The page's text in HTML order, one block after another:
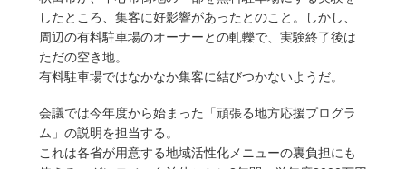
したところ、集客に好影響があったとのこと。しかし、
周辺の有料駐車場のオーナーとの軋轢で、実験終了後は
ただの空き地。
有料駐車場ではなかなか集客に結びつかないようだ。
会議では今年度から始まった「頑張る地方応援プログラ
ム」の説明を担当する。
これは各省が用意する地域活性化メニューの裏負担にも